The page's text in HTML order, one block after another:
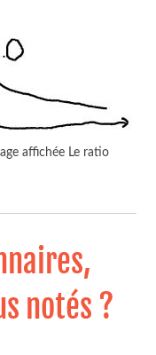
affichée Le ratio
notés ?